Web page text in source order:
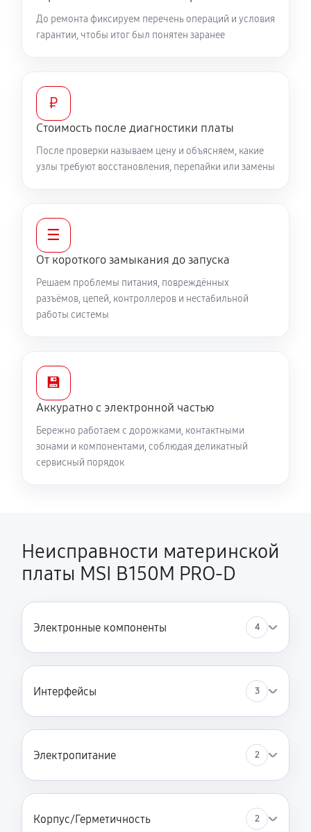
До ремонта фиксируем перечень операций и условия
гарантии, чтобы итог был понятен заранее
₽
Стоимость после диагностики платы
После проверки называем цену и объясняем, какие
узлы требуют восстановления, перепайки или замены
☰
От короткого замыкания до запуска
Решаем проблемы питания, повреждённых
разъёмов, цепей, контроллеров и нестабильной
работы системы
💾
Аккуратно с электронной частью
Бережно работаем с дорожками, контактными
зонами и компонентами, соблюдая деликатный
сервисный порядок
Неисправности материнской
платы MSI B150M PRO-D
Электронные компоненты 4
Интерфейсы 3
Электропитание 2
Корпус/Герметичность 2